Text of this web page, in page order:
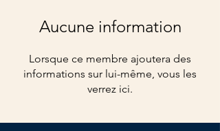
Aucune information
Lorsque ce membre ajoutera des
informations sur lui-même, vous les
verrez ici.